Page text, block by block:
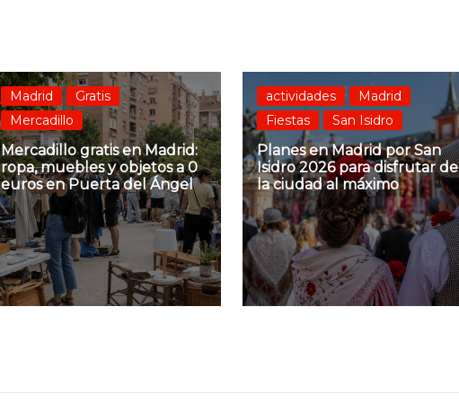
Madrid
Gratis
Mercadillo
Mercadillo gratis en Madrid:
ropa, muebles y objetos a 0
euros en Puerta del Ángel
actividades
Madrid
Fiestas
San Isidro
Planes en Madrid por San
Isidro 2026 para disfrutar de
la ciudad al máximo